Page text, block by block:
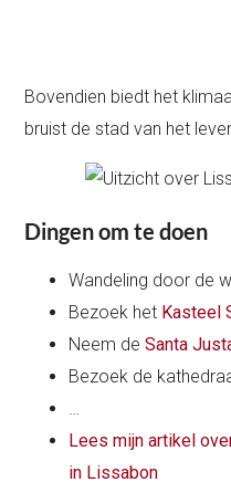
Bovendien biedt het
bruist de stad van het
Dingen om te doen
Wandeling door de
Bezoek het Kasteel
Neem deSanta
Bezoek de
…
Lees mijn artikel
in Lissabon